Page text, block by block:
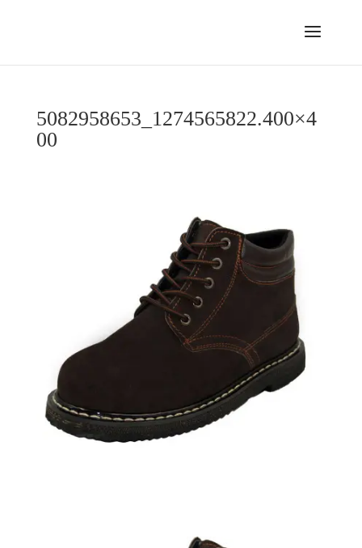
5082958653_1274565822.400×4
00